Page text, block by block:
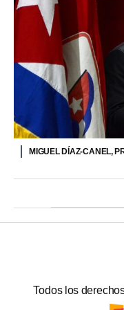
MIGUEL DÍAZ-CANEL,
Todos los